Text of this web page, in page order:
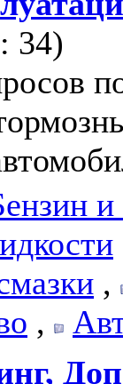
34)
,
,